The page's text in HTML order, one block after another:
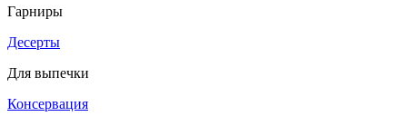
Гарниры
Десерты
Для выпечки
Консервация